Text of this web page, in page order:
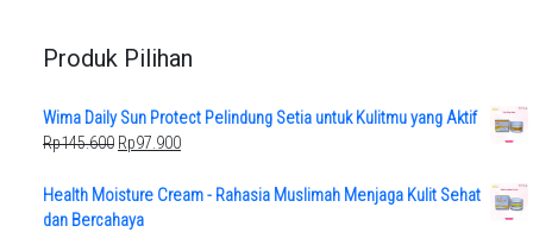
Produk Pilihan
Wima Daily Sun Protect Pelindung Setia untuk Kulitmu yang Aktif
Rp145.600 Original
was:
Rp145.600.
Rp97.900Current
is:
Health Moisture Cream - Rahasia Muslimah Menjaga Kulit Sehat
dan Bercahaya